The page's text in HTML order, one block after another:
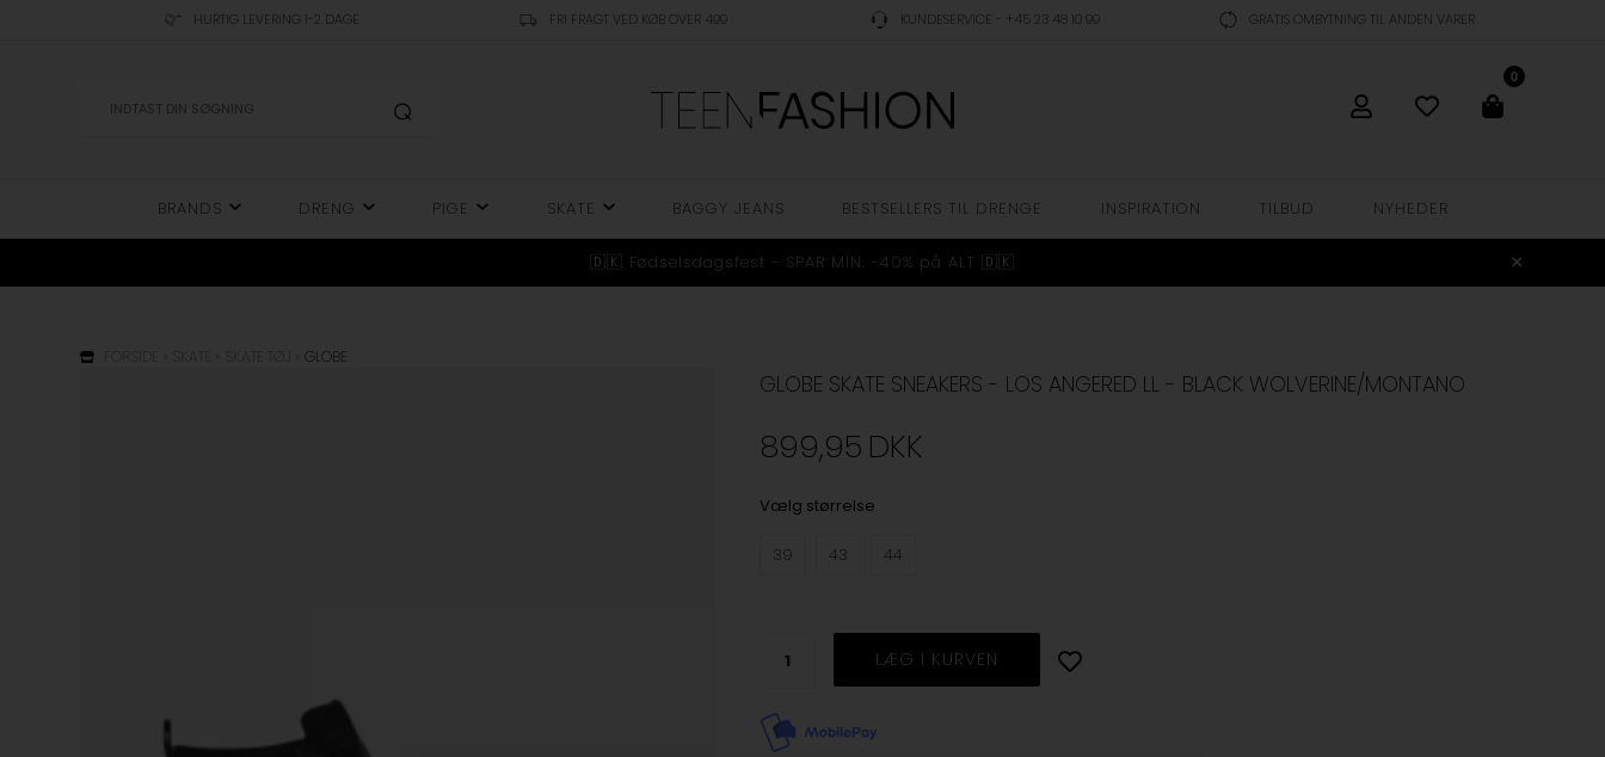
HURTIG LEVERING 1-2 DAGE FRI FRAGT VED KØB OVER 499 KUNDESERVICE - +45 23 48 10 99 GRATIS OMBYTNING TIL ANDEN VARER
0
BRANDS DRENG PIGE SKATE BAGGY JEANS BESTSELLERS TIL DRENGE INSPIRATION TILBUD NYHEDER
🇩🇰 Fødselsdagsfest - SPAR MIN. -40% på ALT 🇩🇰
»GLOBE
GLOBE SKATE SNEAKERS - LOS ANGERED LL - BLACK WOLVERINE/MONTANO
899,95 DKK
Vælg størrelse
39 43 44